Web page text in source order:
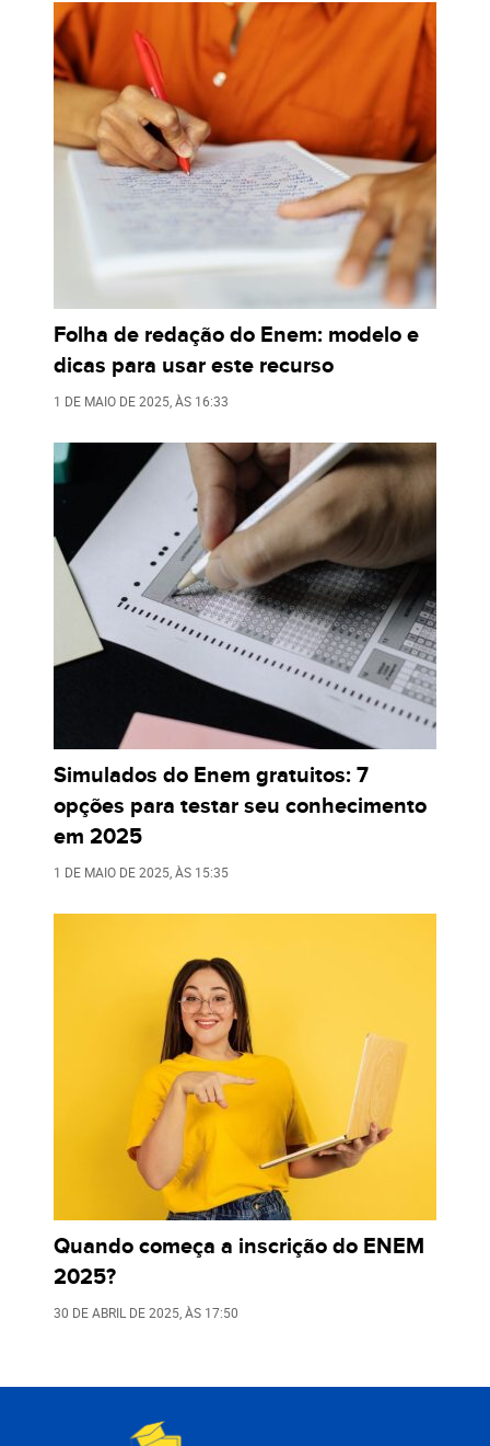
Folha de redação do Enem: modelo e
dicas para usar este recurso
1 DE MAIO DE 2025 , ÀS 16:33
Simulados do Enem gratuitos: 7
opções para testar seu conhecimento
em 2025
1 DE MAIO DE 2025 , ÀS 15:35
Quando começa a inscrição do ENEM
2025?
30 DE ABRIL DE 2025 , ÀS 17:50